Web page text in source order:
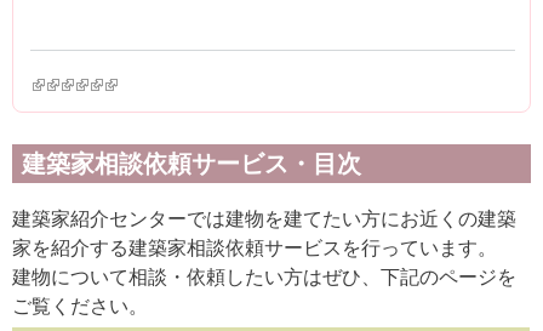
(link is external)
(link is external)
(link is external)
(link is external)
(link is external)
(link is external)
建築家相談依頼サービス・目次
建築家紹介センターでは建物を建てたい方にお近くの建築
家を紹介する建築家相談依頼サービスを行っています。
建物について相談・依頼したい方はぜひ、下記のページを
ご覧ください。